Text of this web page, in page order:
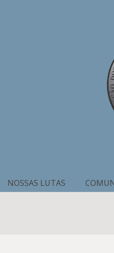
NOSSAS LUTAS